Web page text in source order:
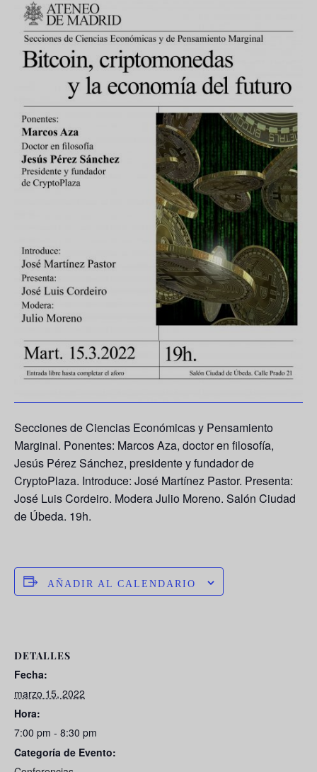
Secciones de Ciencias Económicas y Pensamiento
Marginal. Ponentes: Marcos Aza, doctor en filosofía,
Jesús Pérez Sánchez, presidente y fundador de
CryptoPlaza. Introduce: José Martínez Pastor. Presenta:
José Luis Cordeiro. Modera Julio Moreno. Salón Ciudad
de Úbeda. 19h.
AÑADIR AL CALENDARIO
DETALLES
Fecha:
marzo 15, 2022
Hora:
7:00 pm - 8:30 pm
Categoría de Evento: